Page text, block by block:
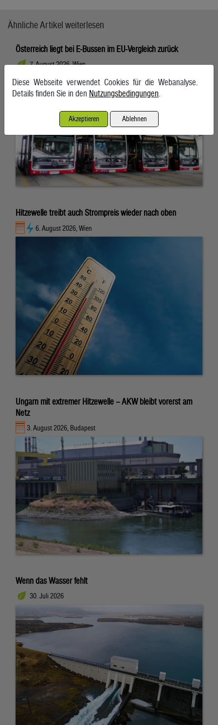
Ähnliche Artikel weiterlesen
Österreich liegt bei E-Bussen im EU-Vergleich zurück
7. August 2026, Wien
Hitzewelle treibt auch Strompreis wieder nach oben
6. August 2026, Wien
Ungarn mit extremer Hitzewelle – AKW bleibt vorerst am
Netz
3. August 2026, Budapest
Wenn das Wasser fehlt
30. Juli 2026
Diese Webseite verwendet Cookies für die Webanalyse.
Details finden Sie in den Nutzungsbedingungen.
Akzeptieren Ablehnen